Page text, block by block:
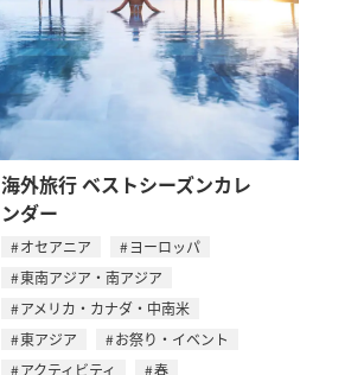
海外旅行 ベストシーズンカレ
ンダー
オセアニア
ヨーロッパ
東南アジア・南アジア
アメリカ・カナダ・中南米
東アジア
お祭り・イベント
アクティビティ
春